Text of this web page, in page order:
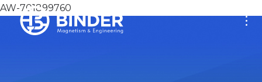
AW-701899760